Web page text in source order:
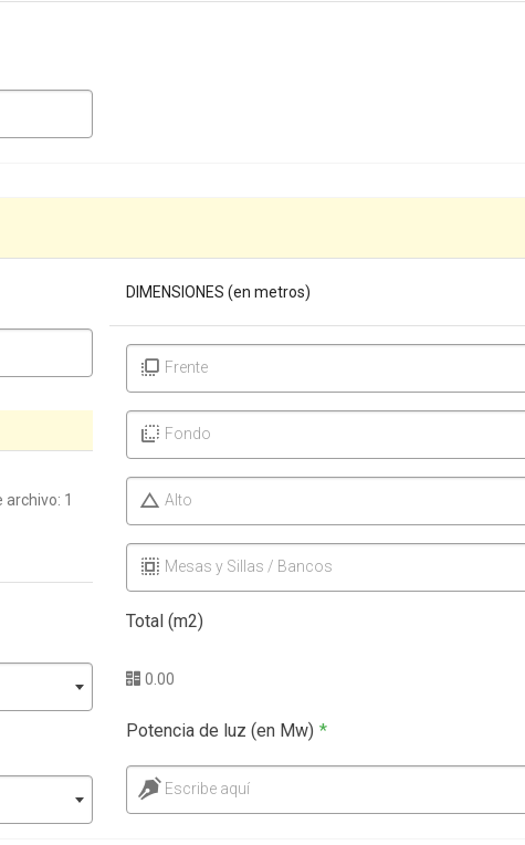
1
DIMENSIONES (en metros)
Frente
Fondo
Alto
Mesas y Sillas / Bancos
Total (m2)
0.00
Potencia de luz (en Mw) *
Escribe aquí